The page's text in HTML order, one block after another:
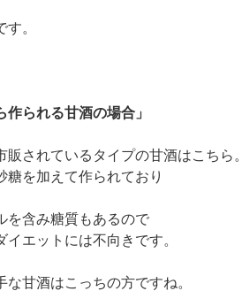
す。
作られる甘酒の場合」
販されているタイプの甘酒はこちら。
糖を加えて作られており
を含み糖質もあるので
イエットには不向きです。
な甘酒はこっちの方ですね。